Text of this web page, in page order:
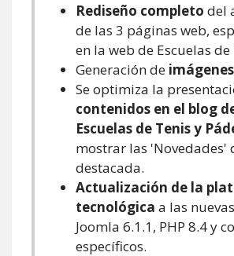
Rediseño completo del
de las 3 páginas web,
en la web de Escuelas
Generación de imágenes
Se optimiza la
contenidos en el blog
Escuelas de Tenis y
mostrar las 'Novedades'
destacada.
Actualización de la
tecnológica a las
Joomla 6.1.1, PHP 8.4 y
específicos.